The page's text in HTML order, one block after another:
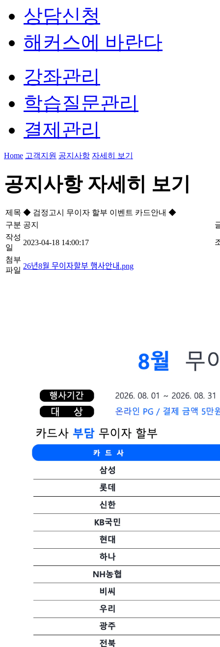
상담신청
해커스에 바란다
강좌관리
학습질문관리
결제관리
Home 고객지원 공지사항 자세히 보기
공지사항 자세히 보기
제목 ◆ 검정고시 무이자 할부 이벤트 카드안내 ◆
구분 공지
작성
일
2023-04-18 14:00:17
첨부
파일 26년8월 무이자할부 행사안내.png